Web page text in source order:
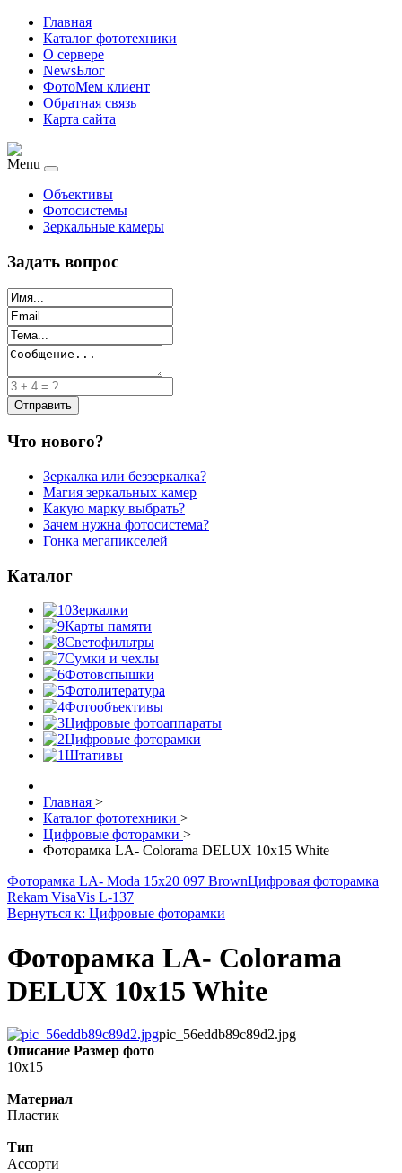
Главная
Каталог фототехники
О сервере
NewsБлог
ФотоМем клиент
Обратная связь
Карта сайта
Menu
Объективы
Фотосистемы
Зеркальные камеры
Задать вопрос
Что нового?
Зеркалка или беззеркалка?
Магия зеркальных камер
Какую марку выбрать?
Зачем нужна фотосистема?
Гонка мегапикселей
Каталог
Зеркалки
Карты памяти
Светофильтры
Сумки и чехлы
Фотовспышки
Фотолитература
Фотообъективы
Цифровые фотоаппараты
Цифровые фоторамки
Штативы
Главная >
Каталог фототехники >
Цифровые фоторамки >
Фоторамка LA- Colorama DELUX 10x15 White
Фоторамка LA- Moda 15x20 097 BrownЦифровая фоторамка
Rekam VisaVis L-137
Вернуться к: Цифровые фоторамки
Фоторамка LA- Colorama
DELUX 10x15 White
pic_56eddb89c89d2.jpg
Описание Размер фото
10x15
Материал
Пластик
Тип
Ассорти